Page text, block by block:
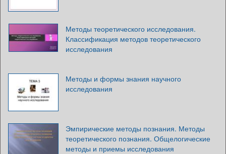
Методы теоретического исследования.
Классификация методов теоретического
исследования
Методы и формы знания научного
исследования
Эмпирические методы познания. Методы
теоретического познания. Общелогические
методы и приемы исследования